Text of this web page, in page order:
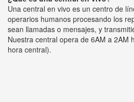
Una central en vivo es un centro de
operarios humanos procesando los
sean llamadas o mensajes, y
Nuestra central opera de 6AM a 2AM
hora central).